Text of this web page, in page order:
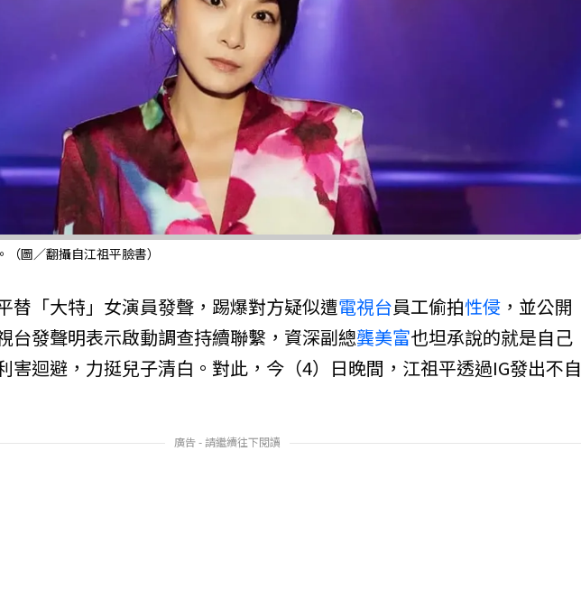
圖／翻攝自江祖平臉書）
替「大特」女演員發聲，踢爆對方疑似遭電視台員工偷拍性侵 ，並公開
台發聲明表示啟動調查持續聯繫，資深副總龔美富也坦承說的就是自己
害迴避，力挺兒子清白。對此，今（4）日晚間，江祖平透過IG發出不自
廣告 - 請繼續往下閱讀